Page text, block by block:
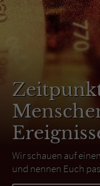
Wir schauen auf
und nennen Euch